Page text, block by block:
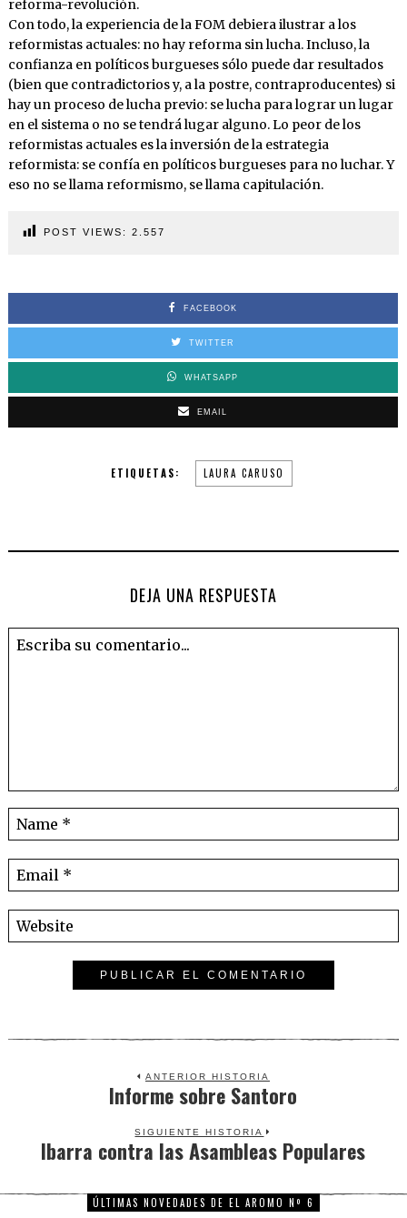
reforma-revolución.
Con todo, la experiencia de la FOM debiera ilustrar a los
reformistas actuales: no hay reforma sin lucha. Incluso, la
confianza en políticos burgueses sólo puede dar resultados
(bien que contradictorios y, a la postre, contraproducentes) si
hay un proceso de lucha previo: se lucha para lograr un lugar
en el sistema o no se tendrá lugar alguno. Lo peor de los
reformistas actuales es la inversión de la estrategia
reformista: se confía en políticos burgueses para no luchar. Y
eso no se llama reformismo, se llama capitulación.
POST VIEWS: 2.557
FACEBOOK
TWITTER
WHATSAPP
EMAIL
ETIQUETAS: LAURA CARUSO
DEJA UNA RESPUESTA
ANTERIOR HISTORIA
Previous
Informe sobre Santoro
SIGUIENTE HISTORIA
Next
Ibarra contra las Asambleas Populares
ÚLTIMAS NOVEDADES DE EL AROMO Nº 6